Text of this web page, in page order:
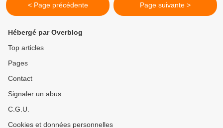
< Page précédente Page suivante >
Hébergé par Overblog
Top articles
Pages
Contact
Signaler un abus
C.G.U.
Cookies et données personnelles